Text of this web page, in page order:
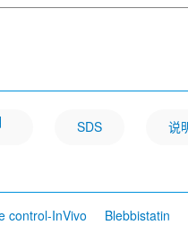
SDS 说
control-InVivo
Blebbistatin